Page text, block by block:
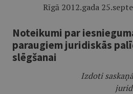
Rīgā 2012.gada
Noteikumi par
paraugiem juridiskās
slēgšanai
Izdoti